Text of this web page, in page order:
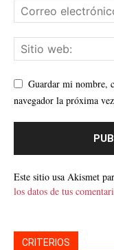
Guardar mi nombre,
navegador la próxima
Este sitio usa Akismet
los datos de tus
CRITERIOS